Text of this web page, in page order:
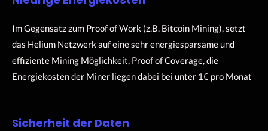
Im Gegensatz zum Proof of Work (z.B. Bitcoin Mining), setzt
das Helium Netzwerk auf eine sehr energiesparsame und
effiziente Mining Möglichkeit, Proof of Coverage, die
Energiekosten der Miner liegen dabei bei unter 1€ pro Monat
Sicherheit der Daten